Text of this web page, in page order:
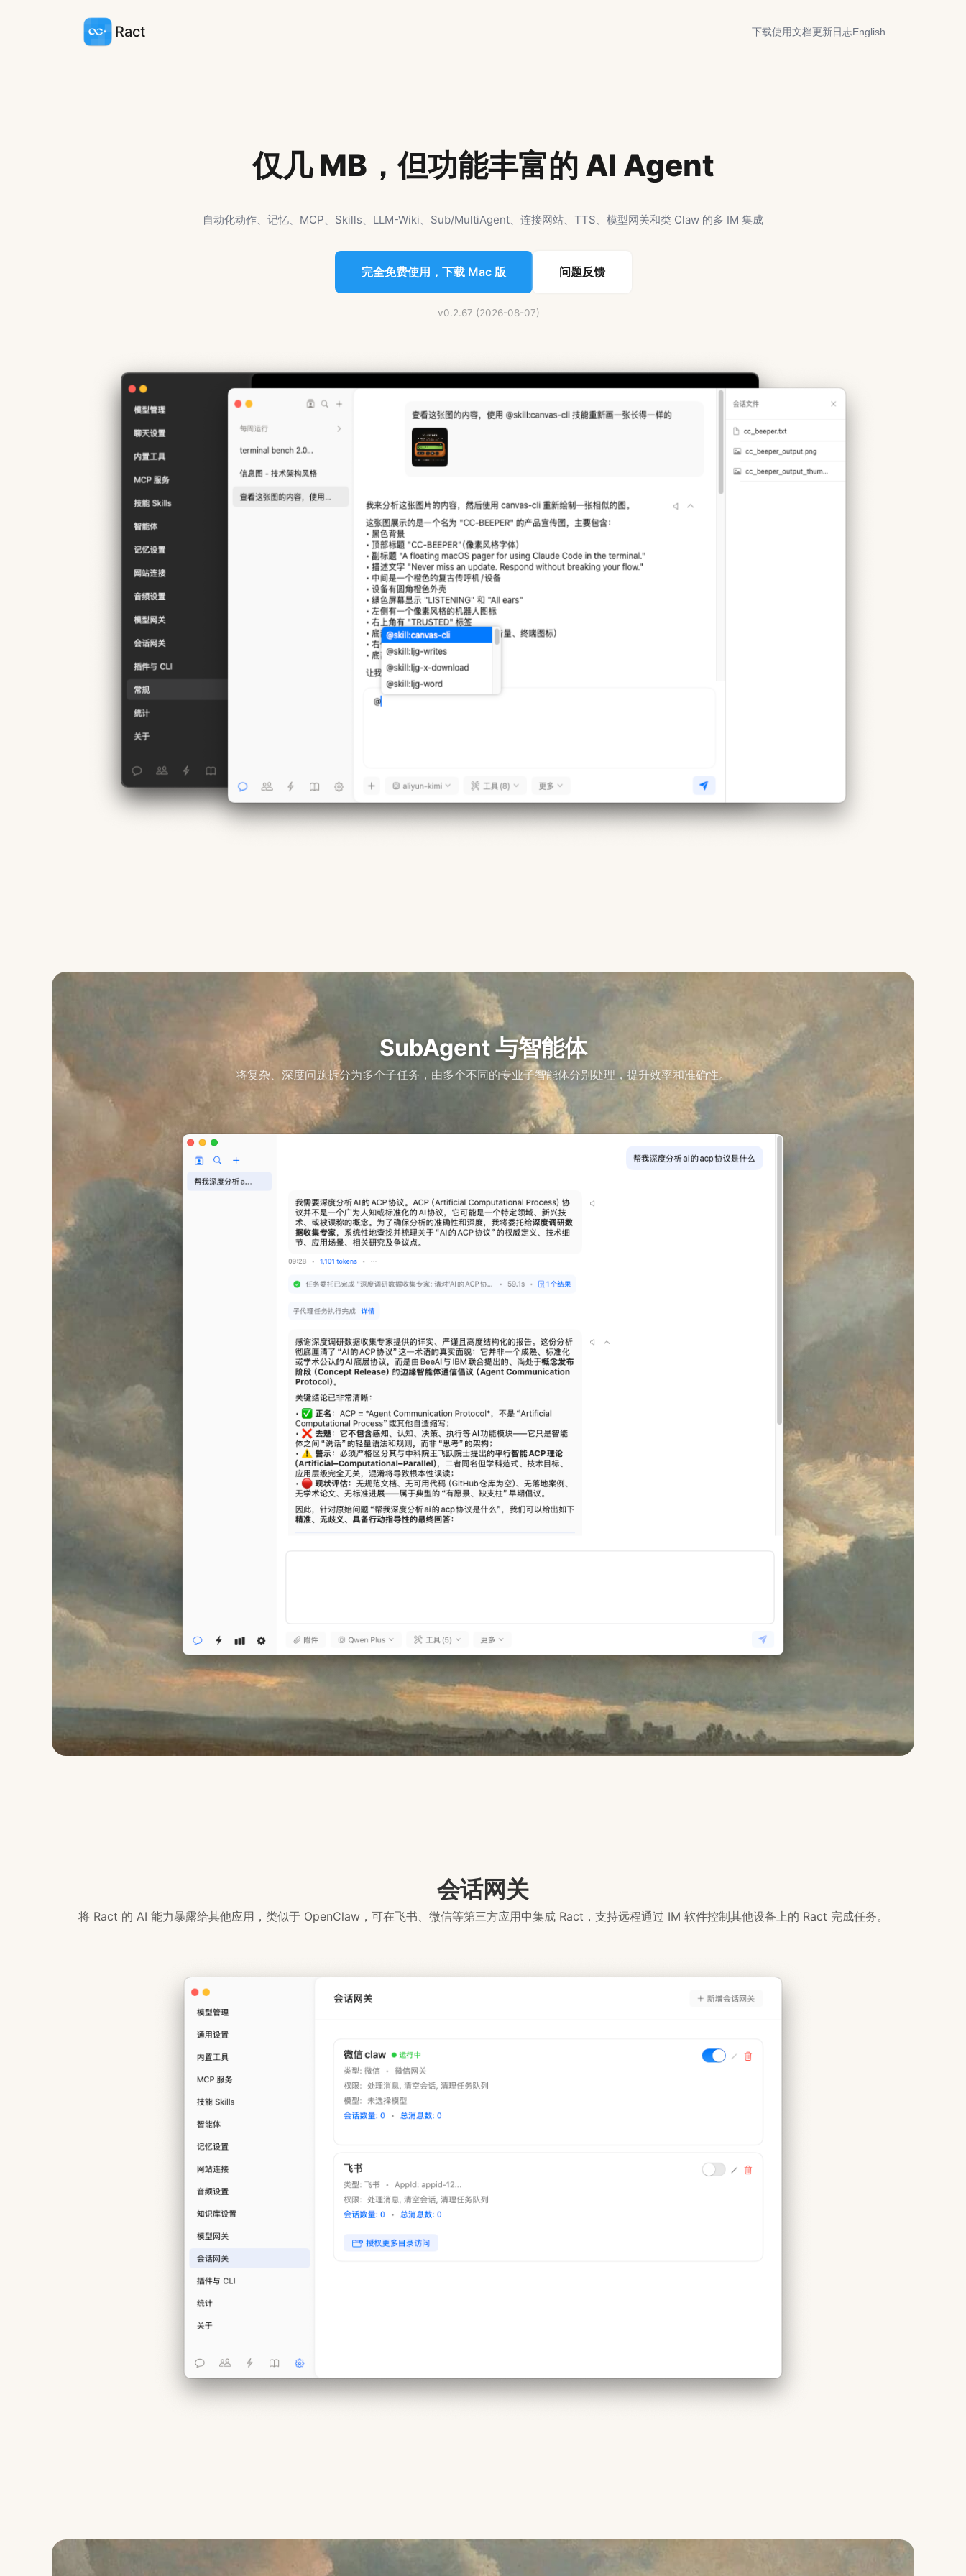
Ract 下载使用文档更新日志English
仅几 MB，但功能丰富的 AI Agent
自动化动作、记忆、MCP、Skills、LLM-Wiki、Sub/MultiAgent、连接网站、TTS、模型网关和类 Claw 的多 IM 集成
完全免费使用，下载 Mac 版 问题反馈
v0.2.67 (2026-08-07)
SubAgent 与智能体
将复杂、深度问题拆分为多个子任务，由多个不同的专业子智能体分别处理，提升效率和准确性。
会话网关
将 Ract 的 AI 能力暴露给其他应用，类似于 OpenClaw，可在飞书、微信等第三方应用中集成 Ract，支持远程通过 IM 软件控制其他设备上的 Ract 完成任务。